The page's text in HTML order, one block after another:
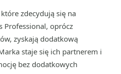
zdecydują się na
Professional, oprócz
zyskają dodatkową
staje się ich partnerem i
bez dodatkowych